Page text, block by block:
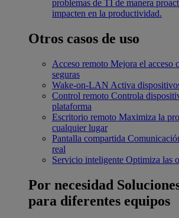
problemas de TI de manera
impacten en la productividad.
Otros casos de uso
Acceso remoto Mejora el acceso
seguras
Wake-on-LAN Activa
Control remoto Controla
plataforma
Escritorio remoto Maximiza la
cualquier lugar
Pantalla compartida
real
Servicio inteligente Optimiza las
Por necesidad
para diferentes equipos